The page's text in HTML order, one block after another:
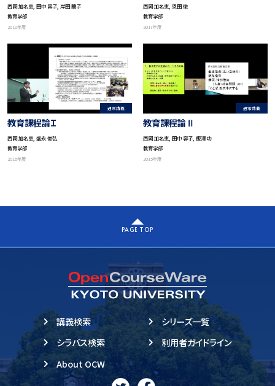
西岡 加名恵, 田中 容子, 岸田 蘭子
教育学部
2018年度
西岡 加名恵, 恩田 徹
教育学部
2017年度
通常講義
教育課程論Ｉ
西岡 加名恵, 盛永 俊弘
教育学部
2016年度
通常講義
教育課程論Ⅱ
西岡 加名恵, 田中 容子, 飯澤 功
教育学部
2015年度
PAGE TOP
講義検索
シラバス検索
About OCW
シリーズ一覧
利用者ガイドライン